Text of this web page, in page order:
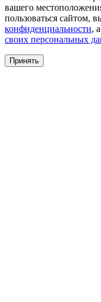
вашего
пользоваться сайтом,
конфиденциальности,
своих персональных
Принять